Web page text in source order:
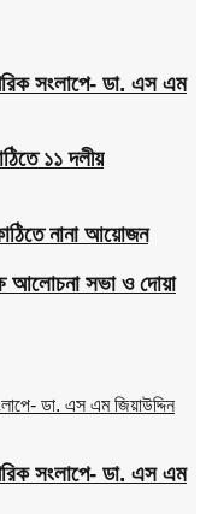
সংলাপে- ডা. এস এম
১১ দলীয়
নানা আয়োজন
আলোচনা সভা ও দোয়া
সংলাপে- ডা. এস এম